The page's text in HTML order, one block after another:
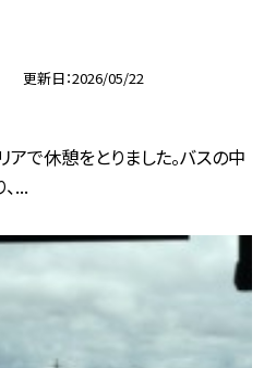
更新日 2026/05/22
で休憩をとりました。バスの中
...